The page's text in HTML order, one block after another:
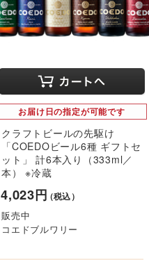
お届け日の指定が可能です
クラフトビールの先駆け
「COEDOビール6種 ギフトセ
ット」 計6本入り（333ml／
本） ※冷蔵
4,023円（税込）
販売中
コエドブルワリー